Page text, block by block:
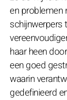
en problemen
schijnwerpers
haar heen
een goed
waarin
gedefinieerd